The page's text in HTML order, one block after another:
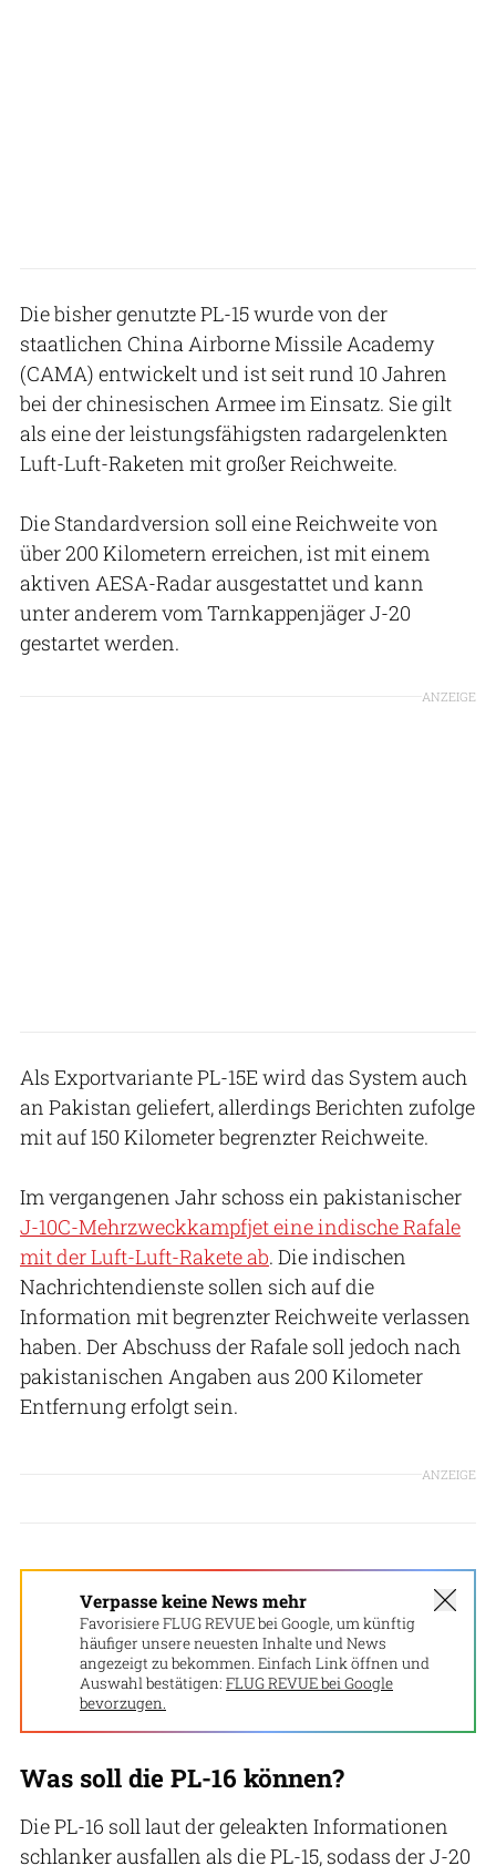
Die bisher genutzte PL-15 wurde von der
staatlichen China Airborne Missile Academy
(CAMA) entwickelt und ist seit rund 10 Jahren
bei der chinesischen Armee im Einsatz. Sie gilt
als eine der leistungsfähigsten radargelenkten
Luft-Luft-Raketen mit großer Reichweite.
Die Standardversion soll eine Reichweite von
über 200 Kilometern erreichen, ist mit einem
aktiven AESA-Radar ausgestattet und kann
unter anderem vom Tarnkappenjäger J-20
gestartet werden.
ANZEIGE
Als Exportvariante PL-15E wird das System auch
an Pakistan geliefert, allerdings Berichten zufolge
mit auf 150 Kilometer begrenzter Reichweite.
Im vergangenen Jahr schoss ein pakistanischer
J-10C-Mehrzweckkampfjet eine indische Rafale
mit der Luft-Luft-Rakete ab. Die indischen
Nachrichtendienste sollen sich auf die
Information mit begrenzter Reichweite verlassen
haben. Der Abschuss der Rafale soll jedoch nach
pakistanischen Angaben aus 200 Kilometer
Entfernung erfolgt sein.
ANZEIGE
Verpasse keine News mehr
Favorisiere FLUG REVUE bei Google, um künftig
häufiger unsere neuesten Inhalte und News
angezeigt zu bekommen. Einfach Link öffnen und
Auswahl bestätigen: FLUG REVUE bei Google
bevorzugen.
Was soll die PL-16 können?
Die PL-16 soll laut der geleakten Informationen
schlanker ausfallen als die PL-15, sodass der J-20